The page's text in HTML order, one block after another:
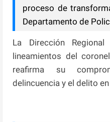
proceso de
Departamento de
La Dirección
lineamientos del coronel
reafirma su
delincuencia y el delito